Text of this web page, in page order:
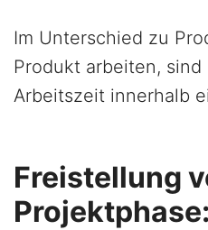
Im Unterschied zu
Produkt arbeiten,
Arbeitszeit innerhalb
Freistellung
Projektphase: